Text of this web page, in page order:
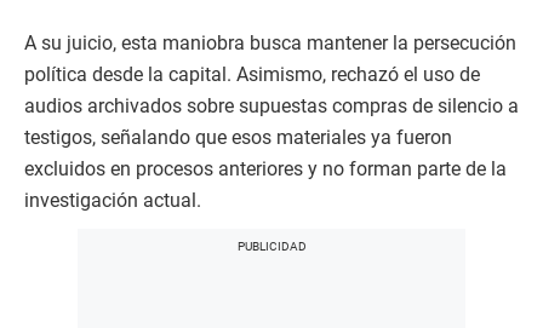
A su juicio, esta maniobra busca mantener la persecución
política desde la capital. Asimismo, rechazó el uso de
audios archivados sobre supuestas compras de silencio a
testigos, señalando que esos materiales ya fueron
excluidos en procesos anteriores y no forman parte de la
investigación actual.